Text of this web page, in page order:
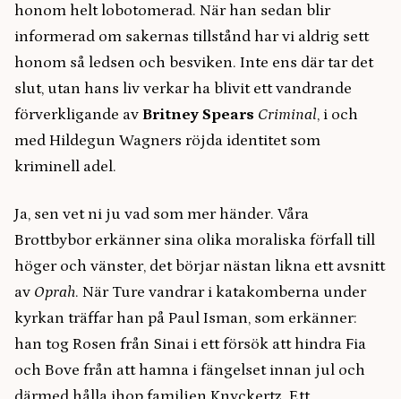
honom helt lobotomerad. När han sedan blir
informerad om sakernas tillstånd har vi aldrig sett
honom så ledsen och besviken. Inte ens där tar det
slut, utan hans liv verkar ha blivit ett vandrande
förverkligande av Britney Spears Criminal, i och
med Hildegun Wagners röjda identitet som
kriminell adel.
Ja, sen vet ni ju vad som mer händer. Våra
Brottbybor erkänner sina olika moraliska förfall till
höger och vänster, det börjar nästan likna ett avsnitt
av Oprah. När Ture vandrar i katakomberna under
kyrkan träffar han på Paul Isman, som erkänner:
han tog Rosen från Sinai i ett försök att hindra Fia
och Bove från att hamna i fängelset innan jul och